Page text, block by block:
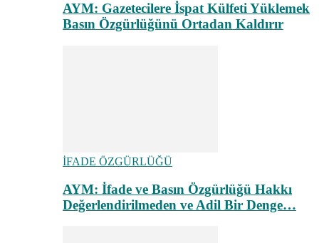
AYM: Gazetecilere İspat Külfeti Yüklemek
Basın Özgürlüğünü Ortadan Kaldırır
İFADE ÖZGÜRLÜĞÜ
AYM: İfade ve Basın Özgürlüğü Hakkı
Değerlendirilmeden ve Adil Bir Denge…